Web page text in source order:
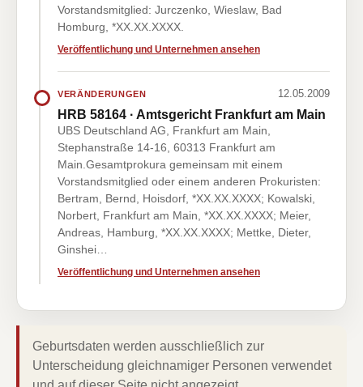
Vorstandsmitglied: Jurczenko, Wieslaw, Bad
Homburg, *XX.XX.XXXX.
Veröffentlichung und Unternehmen ansehen
VERÄNDERUNGEN 12.05.2009
HRB 58164 · Amtsgericht Frankfurt am Main
UBS Deutschland AG, Frankfurt am Main,
Stephanstraße 14-16, 60313 Frankfurt am
Main.Gesamtprokura gemeinsam mit einem
Vorstandsmitglied oder einem anderen Prokuristen:
Bertram, Bernd, Hoisdorf, *XX.XX.XXXX; Kowalski,
Norbert, Frankfurt am Main, *XX.XX.XXXX; Meier,
Andreas, Hamburg, *XX.XX.XXXX; Mettke, Dieter,
Ginshei…
Veröffentlichung und Unternehmen ansehen
Geburtsdaten werden ausschließlich zur
Unterscheidung gleichnamiger Personen verwendet